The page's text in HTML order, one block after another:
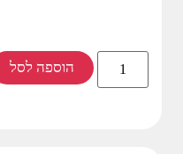
הוספה לסל